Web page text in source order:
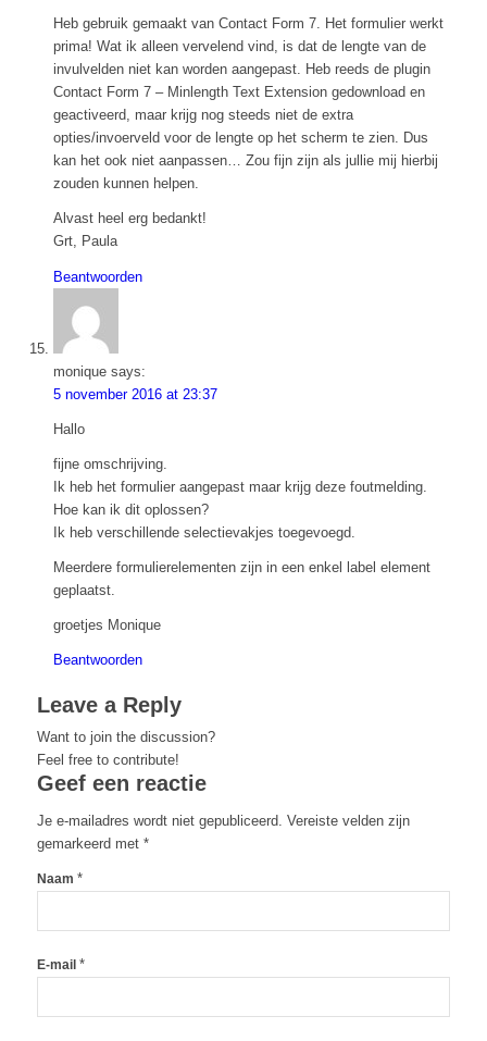
Heb gebruik gemaakt van Contact Form 7. Het formulier werkt
prima! Wat ik alleen vervelend vind, is dat de lengte van de
invulvelden niet kan worden aangepast. Heb reeds de plugin
Contact Form 7 – Minlength Text Extension gedownload en
geactiveerd, maar krijg nog steeds niet de extra
opties/invoerveld voor de lengte op het scherm te zien. Dus
kan het ook niet aanpassen… Zou fijn zijn als jullie mij hierbij
zouden kunnen helpen.
Alvast heel erg bedankt!
Grt, Paula
Beantwoorden
monique says:
5 november 2016 at 23:37
Hallo
fijne omschrijving.
Ik heb het formulier aangepast maar krijg deze foutmelding.
Hoe kan ik dit oplossen?
Ik heb verschillende selectievakjes toegevoegd.
Meerdere formulierelementen zijn in een enkel label element
geplaatst.
groetjes Monique
Beantwoorden
Leave a Reply
Want to join the discussion?
Feel free to contribute!
Geef een reactie
Je e-mailadres wordt niet gepubliceerd. Vereiste velden zijn
gemarkeerd met *
Naam *
E-mail *